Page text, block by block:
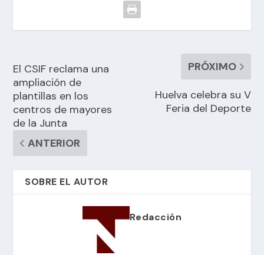
El CSIF reclama una
ampliación de
plantillas en los
centros de mayores
de la Junta
ANTERIOR
PRÓXIMO
Huelva celebra su V
Feria del Deporte
SOBRE EL AUTOR
Redacción